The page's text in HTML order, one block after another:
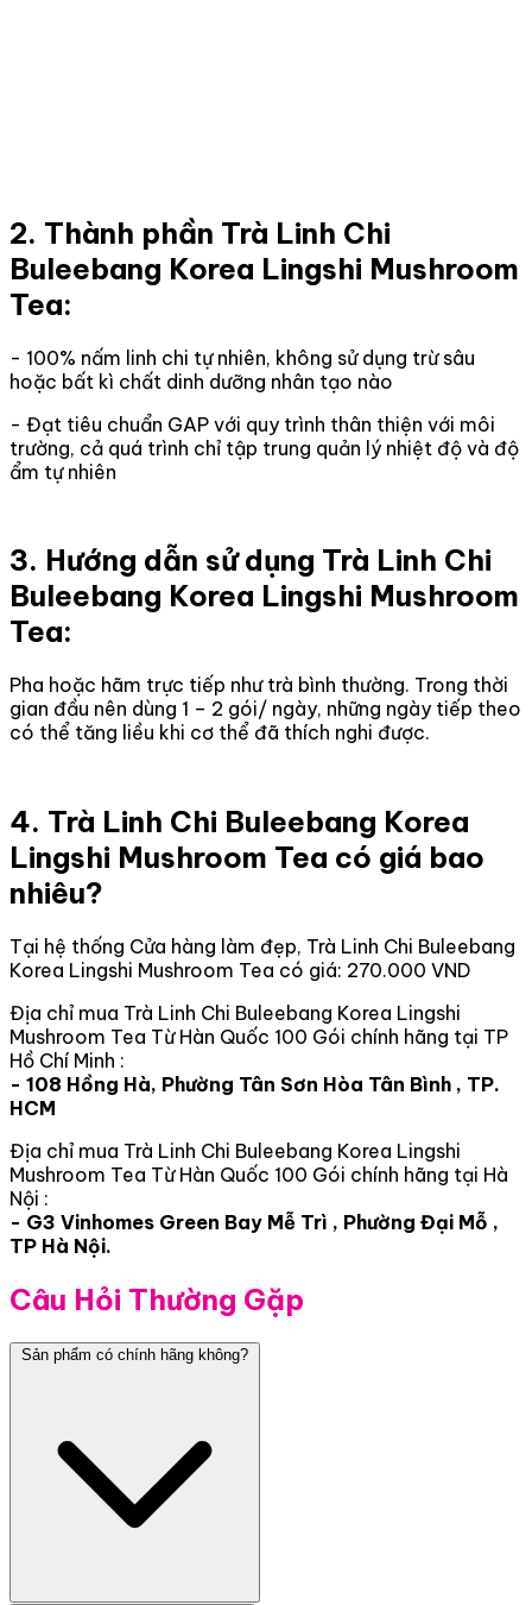
2. Thành phần Trà Linh Chi
Buleebang Korea Lingshi Mushroom
Tea:
- 100% nấm linh chi tự nhiên, không sử dụng trừ sâu
hoặc bất kì chất dinh dưỡng nhân tạo nào
- Đạt tiêu chuẩn GAP với quy trình thân thiện với môi
trường, cả quá trình chỉ tập trung quản lý nhiệt độ và độ
ẩm tự nhiên
3. Hướng dẫn sử dụng Trà Linh Chi
Buleebang Korea Lingshi Mushroom
Tea:
Pha hoặc hãm trực tiếp như trà bình thường. Trong thời
gian đầu nên dùng 1 – 2 gói/ ngày, những ngày tiếp theo
có thể tăng liều khi cơ thể đã thích nghi được.
4. Trà Linh Chi Buleebang Korea
Lingshi Mushroom Tea có giá bao
nhiêu?
Tại hệ thống Cửa hàng làm đẹp, Trà Linh Chi Buleebang
Korea Lingshi Mushroom Tea có giá: 270.000 VND
Địa chỉ mua Trà Linh Chi Buleebang Korea Lingshi
Mushroom Tea Từ Hàn Quốc 100 Gói chính hãng tại TP
Hồ Chí Minh :
- 108 Hồng Hà, Phường Tân Sơn Hòa Tân Bình , TP.
HCM
Địa chỉ mua Trà Linh Chi Buleebang Korea Lingshi
Mushroom Tea Từ Hàn Quốc 100 Gói chính hãng tại Hà
Nội :
- G3 Vinhomes Green Bay Mễ Trì , Phường Đại Mỗ ,
TP Hà Nội.
Câu Hỏi Thường Gặp
Sản phẩm có chính hãng không?